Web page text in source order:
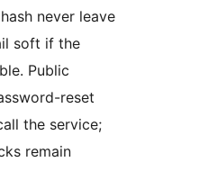
never leave
soft if the
Public
reset
the service;
remain